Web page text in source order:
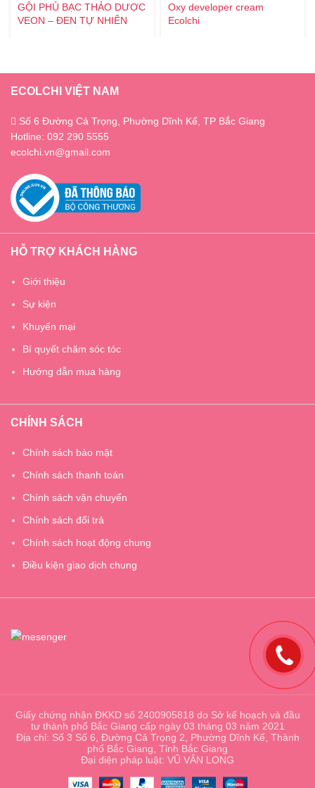
GỘI PHỦ BẠC THẢO DƯỢC
VEON – ĐEN TỰ NHIÊN
Oxy developer cream
Ecolchi
ECOLCHI VIỆT NAM
Số 6 Đường Cả Trọng, Phường Dĩnh Kế, TP Bắc Giang
Hotline: 092 290 5555
ecolchi.vn@gmail.com
HỖ TRỢ KHÁCH HÀNG
Giới thiệu
Sự kiện
Khuyến mại
Bí quyết chăm sóc tóc
Hướng dẫn mua hàng
CHÍNH SÁCH
Chính sách bảo mật
Chính sách thanh toán
Chính sách vận chuyển
Chính sách đổi trả
Chính sách hoạt động chung
Điều kiện giao dịch chung
Giấy chứng nhận ĐKKD số 2400905818 do Sở kế hoạch và đầu
tư thành phố Bắc Giang cấp ngày 03 tháng 03 năm 2021
Địa chỉ: Số 3 Số 6, Đường Cả Trọng 2, Phường Dĩnh Kế, Thành
phố Bắc Giang, Tỉnh Bắc Giang
Đại diện pháp luật: VŨ VÂN LONG